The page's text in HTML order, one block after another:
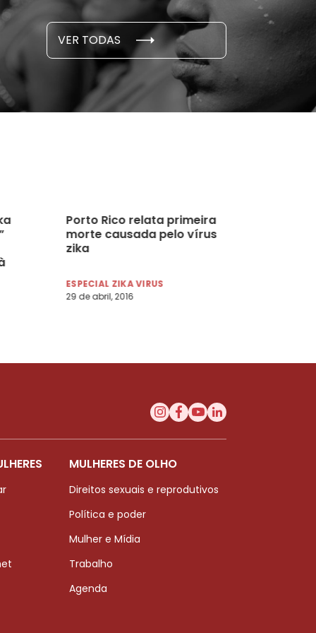
VER TODAS
E PESQUISAS
novembro, 2021
Porto Rico relata primeira
morte causada pelo vírus
zika
ESPECIAL ZIKA VIRUS
29 de abril, 2016
MULHERES DE OLHO
Direitos sexuais e reprodutivos
Política e poder
Mulher e Mídia
Trabalho
Agenda